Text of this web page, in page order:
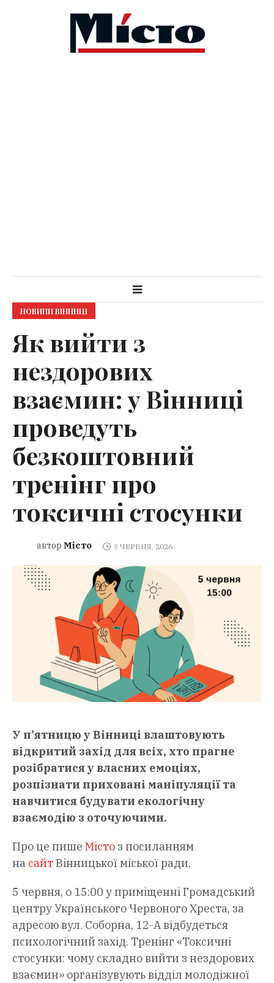
НОВИНИ ВІННИЦІ
Як вийти з
нездорових
взаємин: у Вінниці
проведуть
безкоштовний
тренінг про
токсичні стосунки
автор Місто 3 ЧЕРВНЯ, 2026
У п’ятницю у Вінниці влаштовують
відкритий захід для всіх, хто прагне
розібратися у власних емоціях,
розпізнати приховані маніпуляції та
навчитися будувати екологічну
взаємодію з оточуючими.
Про це пише Місто з посиланням
на сайтВінницької міської ради.
5 червня, о 15:00 у приміщенні Громадський
центру Українського Червоного Хреста, за
адресою вул. Соборна, 12-А відбудеться
психологічний захід. Тренінг «Токсичні
стосунки: чому складно вийти з нездорових
взаємин» організувують відділ молодіжної